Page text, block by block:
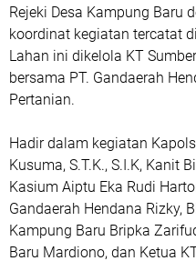
Rejeki Desa Kampung Baru
koordinat kegiatan tercatat
Lahan ini dikelola KT
bersama PT. Gandaerah
Pertanian.
Hadir dalam kegiatan
Kusuma, S.T.K., S.I.K, Kanit
Kasium Aiptu Eka Rudi
Gandaerah Hendana Rizky,
Kampung Baru Bripka
Baru Mardiono, dan Ketua